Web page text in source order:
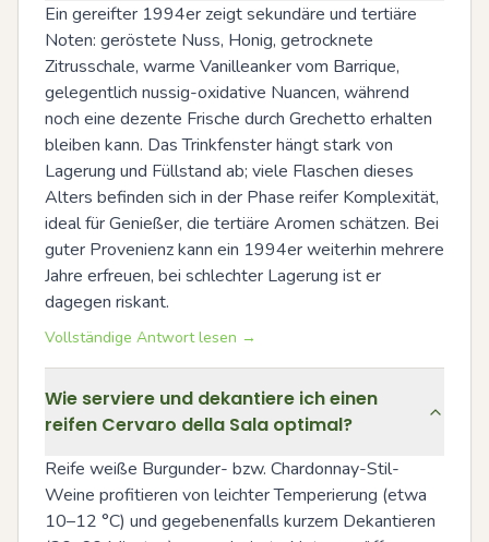
Ein gereifter 1994er zeigt sekundäre und tertiäre
Noten: geröstete Nuss, Honig, getrocknete
Zitrusschale, warme Vanilleanker vom Barrique,
gelegentlich nussig-oxidative Nuancen, während
noch eine dezente Frische durch Grechetto erhalten
bleiben kann. Das Trinkfenster hängt stark von
Lagerung und Füllstand ab; viele Flaschen dieses
Alters befinden sich in der Phase reifer Komplexität,
ideal für Genießer, die tertiäre Aromen schätzen. Bei
guter Provenienz kann ein 1994er weiterhin mehrere
Jahre erfreuen, bei schlechter Lagerung ist er
dagegen riskant.
Vollständige Antwort lesen →
Wie serviere und dekantiere ich einen
reifen Cervaro della Sala optimal?
Reife weiße Burgunder- bzw. Chardonnay-Stil-
Weine profitieren von leichter Temperierung (etwa
10–12 °C) und gegebenenfalls kurzem Dekantieren